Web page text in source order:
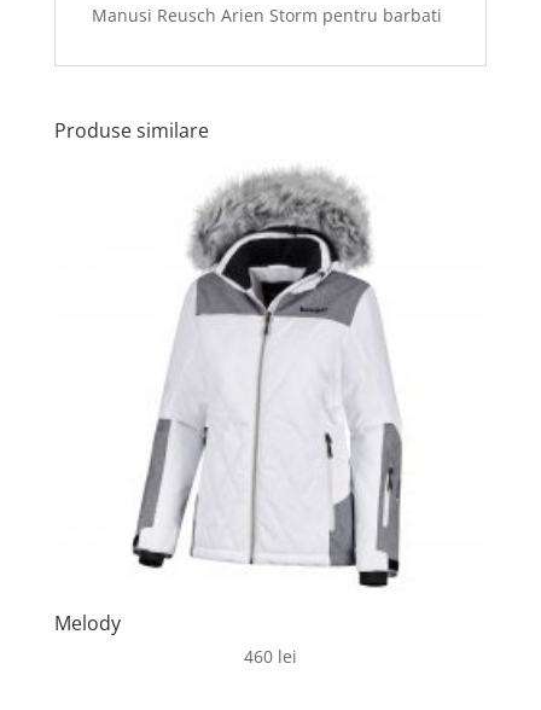
Manusi Reusch Arien Storm pentru barbati
Produse similare
Melody
460 lei